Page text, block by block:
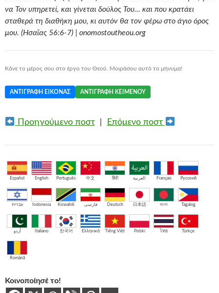
να Τον υπηρετεί, και γίνεται δούλος Του… και που κρατάει
σταθερά τη διαθήκη μου, κι αυτόν θα τον φέρω στο άγιο όρος
μου. (Ησαΐας 56:6-7) | onomostoutheou.org
Κάνε το μέρος σου στο έργο του Θεού. Μοιράσου αυτό το μήνυμα!
ΑΝΤΙΓΡΑΦΉ ΕΙΚΌΝΑΣ ΑΝΤΙΓΡΑΦΉ ΚΕΙΜΈΝΟΥ
Προηγούμενο ποστ| Επόμενο ποστ
Español English Português 中文 हिंदी العربية Français Русский
עברית Indonesia Kiswahili فارسی Deutsch 日本語 বাংলা Tagalog
اُردو Italiano 한국어 Ελληνικά Tiếng Việt Polski ไทย Türkçe
Română
Κοινοποίησέ το!